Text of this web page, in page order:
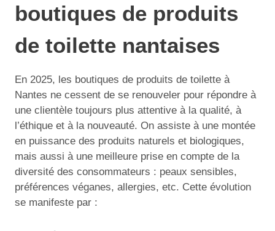
boutiques de produits
de toilette nantaises
En 2025, les boutiques de produits de toilette à
Nantes ne cessent de se renouveler pour répondre à
une clientèle toujours plus attentive à la qualité, à
l’éthique et à la nouveauté. On assiste à une montée
en puissance des produits naturels et biologiques,
mais aussi à une meilleure prise en compte de la
diversité des consommateurs : peaux sensibles,
préférences véganes, allergies, etc. Cette évolution
se manifeste par :